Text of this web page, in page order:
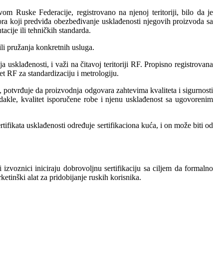
Ruske Federacije, registrovano na njenoj teritoriji, bilo da je
koji predviđa obezbeđivanje usklađenosti njegovih proizvoda sa
ili tehničkih standarda.
pružanja konkretnih usluga.
usklađenosti, i važi na čitavoj teritoriji RF. Propisno registrovana
RF za standardizaciju i metrologiju.
da proizvodnja odgovara zahtevima kvaliteta i sigurnosti
kvalitet isporučene robe i njenu usklađenost sa ugovorenim
usklađenosti određuje sertifikaciona kuća, i on može biti od
iniciraju dobrovoljnu sertifikaciju sa ciljem da formalno
alat za pridobijanje ruskih korisnika.